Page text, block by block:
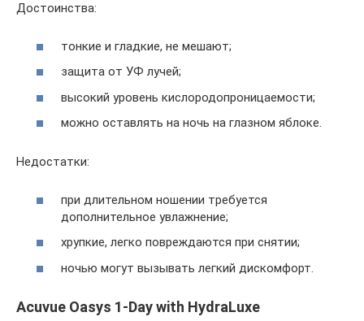
Достоинства:
тонкие и гладкие, не мешают;
защита от УФ лучей;
высокий уровень кислородопроницаемости;
можно оставлять на ночь на глазном яблоке.
Недостатки:
при длительном ношении требуется
дополнительное увлажнение;
хрупкие, легко повреждаются при снятии;
ночью могут вызывать легкий дискомфорт.
Acuvue Oasys 1-Day with HydraLuxe